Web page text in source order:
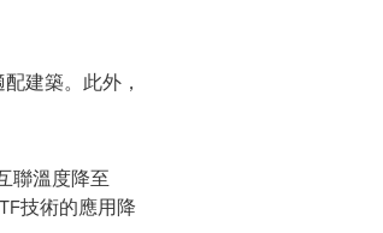
建築。此外，
聯溫度降至
技術的應用降